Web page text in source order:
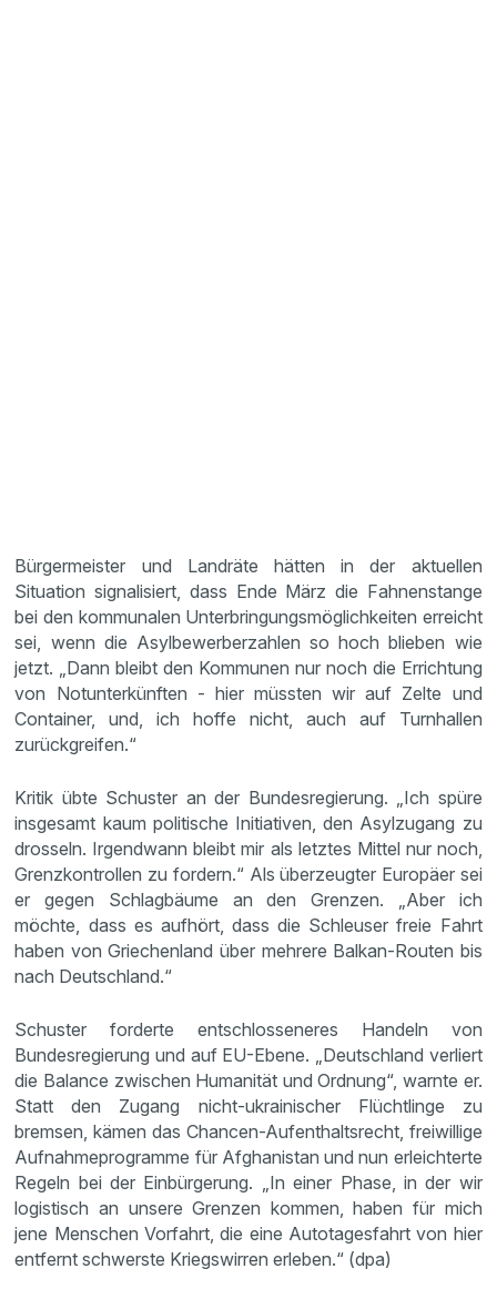
Bürgermeister und Landräte hätten in der aktuellen
Situation signalisiert, dass Ende März die Fahnenstange
bei den kommunalen Unterbringungsmöglichkeiten erreicht
sei, wenn die Asylbewerberzahlen so hoch blieben wie
jetzt. „Dann bleibt den Kommunen nur noch die Errichtung
von Notunterkünften - hier müssten wir auf Zelte und
Container, und, ich hoffe nicht, auch auf Turnhallen
zurückgreifen.“
Kritik übte Schuster an der Bundesregierung. „Ich spüre
insgesamt kaum politische Initiativen, den Asylzugang zu
drosseln. Irgendwann bleibt mir als letztes Mittel nur noch,
Grenzkontrollen zu fordern.“ Als überzeugter Europäer sei
er gegen Schlagbäume an den Grenzen. „Aber ich
möchte, dass es aufhört, dass die Schleuser freie Fahrt
haben von Griechenland über mehrere Balkan-Routen bis
nach Deutschland.“
Schuster forderte entschlosseneres Handeln von
Bundesregierung und auf EU-Ebene. „Deutschland verliert
die Balance zwischen Humanität und Ordnung“, warnte er.
Statt den Zugang nicht-ukrainischer Flüchtlinge zu
bremsen, kämen das Chancen-Aufenthaltsrecht, freiwillige
Aufnahmeprogramme für Afghanistan und nun erleichterte
Regeln bei der Einbürgerung. „In einer Phase, in der wir
logistisch an unsere Grenzen kommen, haben für mich
jene Menschen Vorfahrt, die eine Autotagesfahrt von hier
entfernt schwerste Kriegswirren erleben.“ (dpa)